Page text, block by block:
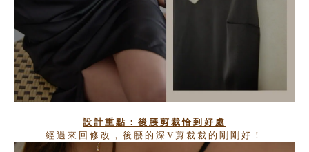
設計重點： 後腰剪裁恰到好處
經過來回修改，後腰的深V剪裁裁的剛剛好！